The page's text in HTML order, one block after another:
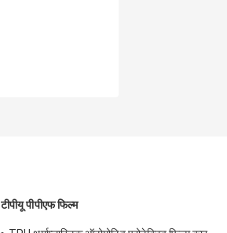
टीपीयू पीपीएफ फिल्म